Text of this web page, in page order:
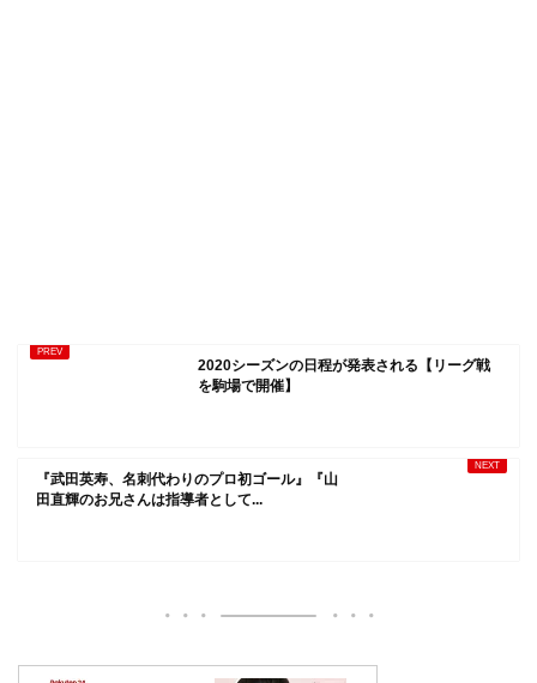
2020シーズンの日程が発表される【リーグ戦
を駒場で開催】
『武田英寿、名刺代わりのプロ初ゴール』『山
田直輝のお兄さんは指導者として...